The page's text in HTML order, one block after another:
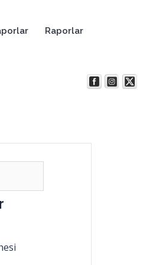
Raporlar